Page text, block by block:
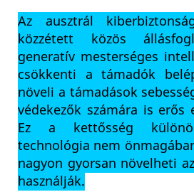
Az ausztrál
közzétett közös
generatív mesterséges
csökkenti a támadók
növeli a támadások
védekezők számára is erős
Ez a kettősség
technológia nem
nagyon gyorsan növelheti
használják.